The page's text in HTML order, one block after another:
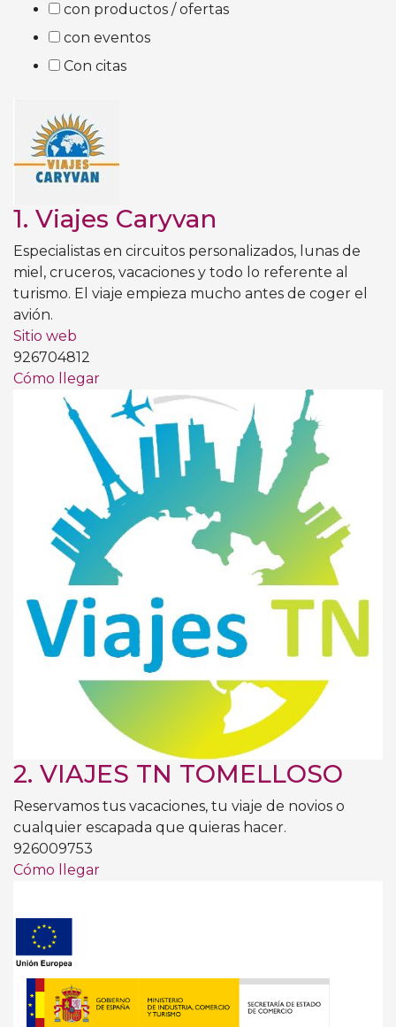
con productos / ofertas
con eventos
Con citas
1. Viajes Caryvan
Especialistas en circuitos personalizados, lunas de
miel, cruceros, vacaciones y todo lo referente al
turismo. El viaje empieza mucho antes de coger el
avión.
Sitio web
926704812
Cómo llegar
2. VIAJES TN TOMELLOSO
Reservamos tus vacaciones, tu viaje de novios o
cualquier escapada que quieras hacer.
926009753
Cómo llegar